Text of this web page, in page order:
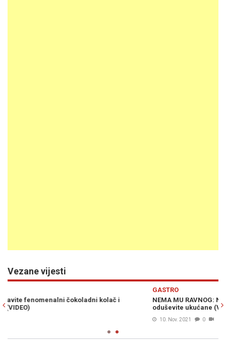
Vezane vijesti
NEMA MU RAVNOG: Na brzinu napravite kolač „jaje na oko“ i
oduševite ukućane (VIDEO)